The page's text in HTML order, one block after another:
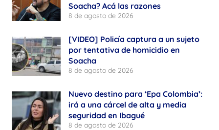
Soacha? Acá las razones
8 de agosto de 2026
[VIDEO] Policía captura a un sujeto
por tentativa de homicidio en
Soacha
8 de agosto de 2026
Nuevo destino para ‘Epa Colombia’:
irá a una cárcel de alta y media
seguridad en Ibagué
8 de agosto de 2026